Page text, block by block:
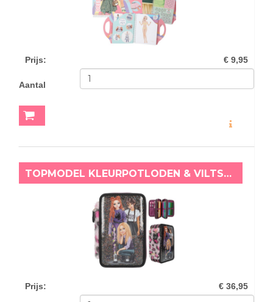
Prijs: € 9,95
Aantal
TOPMODEL KLEURPOTLODEN & VILTSTIFTEN ETUI REBEL KITTY
Prijs: € 36,95